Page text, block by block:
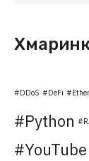
DDoS DeFi
Python
YouTube